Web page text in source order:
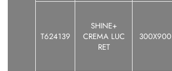
T624139
SHINE+
CREMA LUC
RET
300X900